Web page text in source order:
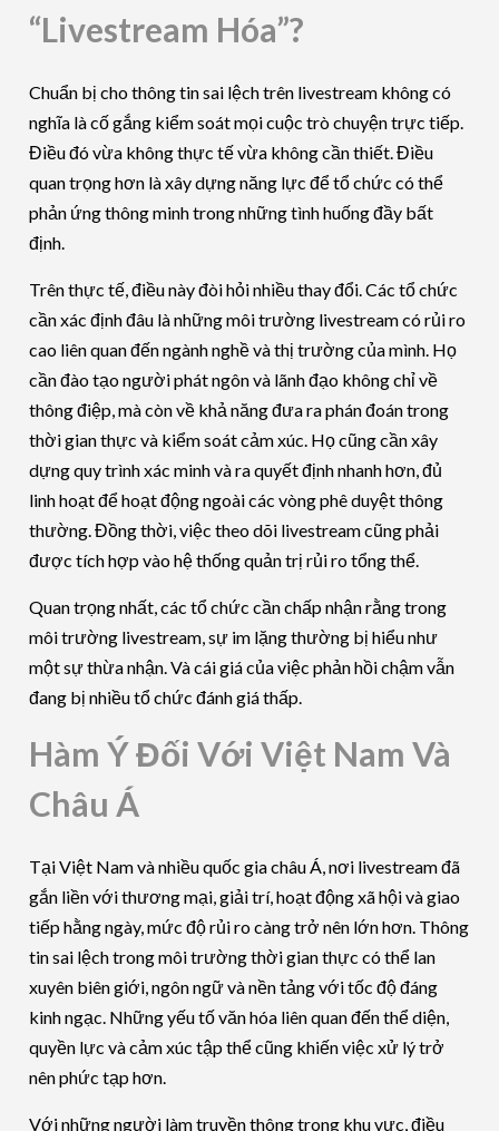
“Livestream Hóa”?
Chuẩn bị cho thông tin sai lệch trên livestream không có
nghĩa là cố gắng kiểm soát mọi cuộc trò chuyện trực tiếp.
Điều đó vừa không thực tế vừa không cần thiết. Điều
quan trọng hơn là xây dựng năng lực để tổ chức có thể
phản ứng thông minh trong những tình huống đầy bất
định.
Trên thực tế, điều này đòi hỏi nhiều thay đổi. Các tổ chức
cần xác định đâu là những môi trường livestream có rủi ro
cao liên quan đến ngành nghề và thị trường của mình. Họ
cần đào tạo người phát ngôn và lãnh đạo không chỉ về
thông điệp, mà còn về khả năng đưa ra phán đoán trong
thời gian thực và kiểm soát cảm xúc. Họ cũng cần xây
dựng quy trình xác minh và ra quyết định nhanh hơn, đủ
linh hoạt để hoạt động ngoài các vòng phê duyệt thông
thường. Đồng thời, việc theo dõi livestream cũng phải
được tích hợp vào hệ thống quản trị rủi ro tổng thể.
Quan trọng nhất, các tổ chức cần chấp nhận rằng trong
môi trường livestream, sự im lặng thường bị hiểu như
một sự thừa nhận. Và cái giá của việc phản hồi chậm vẫn
đang bị nhiều tổ chức đánh giá thấp.
Hàm Ý Đối Với Việt Nam Và
Châu Á
Tại Việt Nam và nhiều quốc gia châu Á, nơi livestream đã
gắn liền với thương mại, giải trí, hoạt động xã hội và giao
tiếp hằng ngày, mức độ rủi ro càng trở nên lớn hơn. Thông
tin sai lệch trong môi trường thời gian thực có thể lan
xuyên biên giới, ngôn ngữ và nền tảng với tốc độ đáng
kinh ngạc. Những yếu tố văn hóa liên quan đến thể diện,
quyền lực và cảm xúc tập thể cũng khiến việc xử lý trở
nên phức tạp hơn.
Với những người làm truyền thông trong khu vực, điều